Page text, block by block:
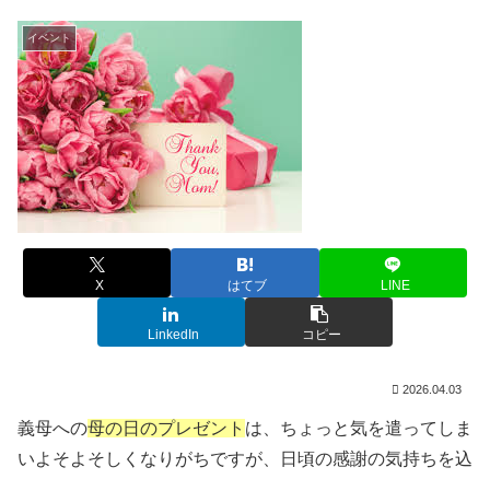
イベント
X はてブ LINE
LinkedIn コピー
2026.04.03
義母への母の日のプレゼント は、ちょっと気を遣ってしま
いよそよそしくなりがちですが、日頃の感謝の気持ちを込